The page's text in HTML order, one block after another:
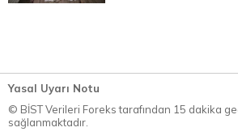
Yasal Uyarı Notu
© BİST Verileri Foreks tarafından 15 dakika
sağlanmaktadır.